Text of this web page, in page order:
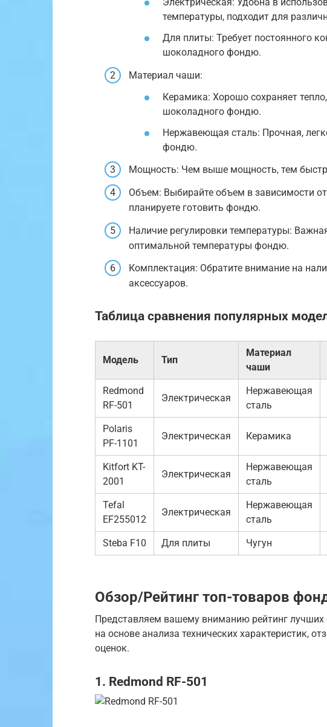
температуры, подходит для
Для плиты: Требует постоянного
шоколадного фондю.
Материал чаши:
Керамика: Хорошо сохраняет
шоколадного фондю.
Нержавеющая сталь: Прочная,
фондю.
Мощность: Чем выше мощность, тем
Объем: Выбирайте объем в зависимости
планируете готовить фондю.
Наличие регулировки температуры:
оптимальной температуры фондю.
Комплектация: Обратите внимание на
аксессуаров.
Таблица сравнения популярных
Модель Тип
Материал
чаши
Redmond
RF-501
Электрическая
Нержавеющая
сталь
Polaris
PF-1101
Электрическая Керамика
Kitfort KT-
2001
Электрическая
Нержавеющая
сталь
Tefal
EF255012
Электрическая
Нержавеющая
сталь
Steba F10 Для плиты Чугун
Обзор/Рейтинг топ-товаров
Представляем вашему вниманию рейтинг
на основе анализа технических характеристик,
оценок.
1. Redmond RF-501